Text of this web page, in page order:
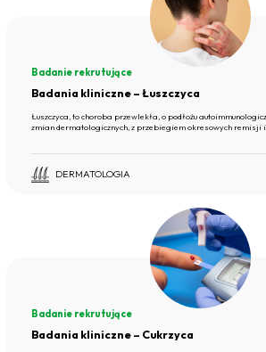
Badanie rekrutujące
Badania kliniczne – Łuszczyca
Łuszczyca, to choroba przewlekła, o podłożu
zmian dermatologicznych, z przebiegiem okresowych remisji i
DERMATOLOGIA
Badanie rekrutujące
Badania kliniczne – Cukrzyca